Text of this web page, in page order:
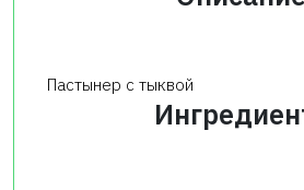
Пастынер с тыквой